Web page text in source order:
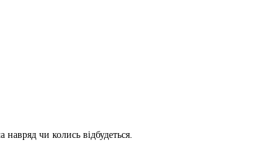
чи колись відбудеться.